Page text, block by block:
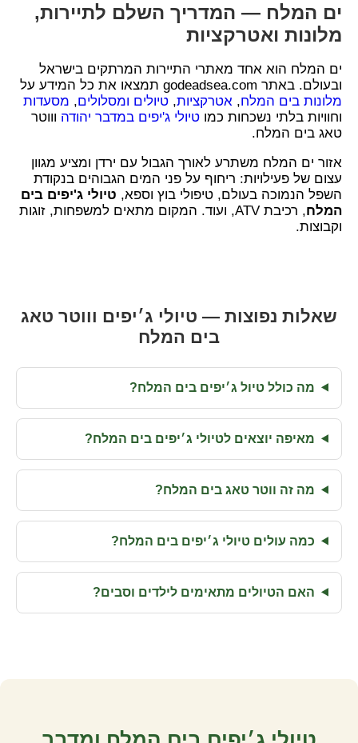
ים המלח — המדריך השלם לתיירות,
מלונות ואטרקציות
ים המלח הוא אחד מאתרי התיירות המרתקים בישראל
ובעולם. באתר godeadsea.com תמצאו את כל המידע על
מלונות בים המלח, אטרקציות, טיולים ומסלולים, מסעדות
וחוויות בלתי נשכחות כמו טיולי ג'יפים במדבר יהודה וווטר
טאג בים המלח.
אזור ים המלח משתרע לאורך הגבול עם ירדן ומציע מגוון
עצום של פעילויות: ריחוף על פני המים הגבוהים בנקודת
השפל הנמוכה בעולם, טיפולי בוץ וספא, טיולי ג'יפים בים
המלח
, רכיבת ATV, ועוד. המקום מתאים למשפחות, זוגות
וקבוצות.
שאלות נפוצות — טיולי ג׳יפים וווטר טאג
בים המלח
מה כולל טיול ג׳יפים בים המלח?
מאיפה יוצאים לטיולי ג׳יפים בים המלח?
מה זה ווטר טאג בים המלח?
כמה עולים טיולי ג׳יפים בים המלח?
האם הטיולים מתאימים לילדים וסבים?